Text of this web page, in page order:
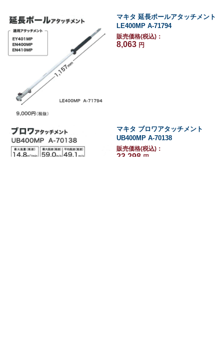
マキタ 延長ポールアタッチメント
LE400MP A-71794
販売価格(税込)：
8,063 円
マキタ ブロワアタッチメント
UB400MP A-70138
販売価格(税込)：
23,298 円